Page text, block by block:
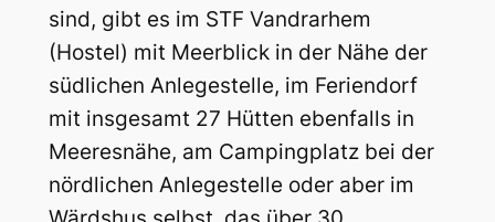
sind, gibt es im STF Vandrarhem
(Hostel) mit Meerblick in der Nähe der
südlichen Anlegestelle, im Feriendorf
mit insgesamt 27 Hütten ebenfalls in
Meeresnähe, am Campingplatz bei der
nördlichen Anlegestelle oder aber im